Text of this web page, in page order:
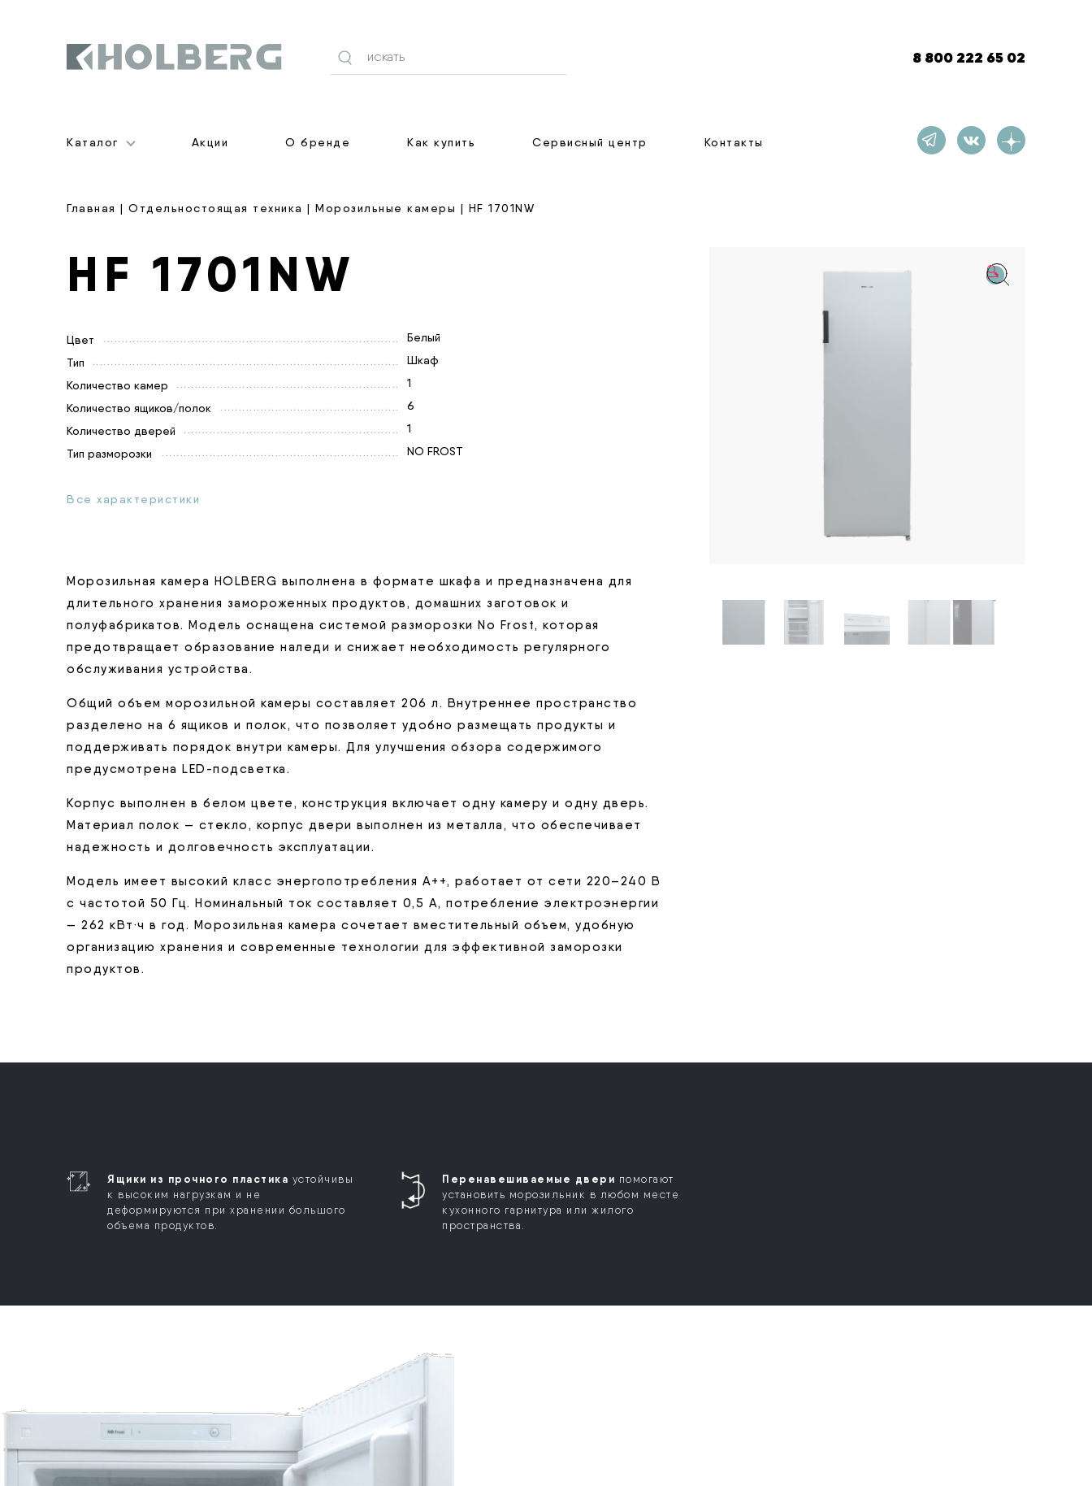
8 800 222 65 02
Каталог Акции О бренде Как купить Сервисный центр Контакты
Главная | Отдельностоящая техника | Морозильные камеры | HF 1701NW
🔍
HF 1701NW
Цвет
Белый
Тип
Шкаф
Количество камер
1
Количество ящиков/полок
6
Количество дверей
1
Тип разморозки
NO FROST
Все характеристики
Морозильная камера HOLBERG выполнена в формате шкафа и предназначена для
длительного хранения замороженных продуктов, домашних заготовок и
полуфабрикатов. Модель оснащена системой разморозки No Frost, которая
предотвращает образование наледи и снижает необходимость регулярного
обслуживания устройства.
Общий объем морозильной камеры составляет 206 л. Внутреннее пространство
разделено на 6 ящиков и полок, что позволяет удобно размещать продукты и
поддерживать порядок внутри камеры. Для улучшения обзора содержимого
предусмотрена LED-подсветка.
Корпус выполнен в белом цвете, конструкция включает одну камеру и одну дверь.
Материал полок — стекло, корпус двери выполнен из металла, что обеспечивает
надежность и долговечность эксплуатации.
Модель имеет высокий класс энергопотребления А++, работает от сети 220–240 В
с частотой 50 Гц. Номинальный ток составляет 0,5 А, потребление электроэнергии
— 262 кВт·ч в год. Морозильная камера сочетает вместительный объем, удобную
организацию хранения и современные технологии для эффективной заморозки
продуктов.
Ящики из прочного пластика устойчивы
к высоким нагрузкам и не
деформируются при хранении большого
объема продуктов.
Перенавешиваемые двери помогают
установить морозильник в любом месте
кухонного гарнитура или жилого
пространства.